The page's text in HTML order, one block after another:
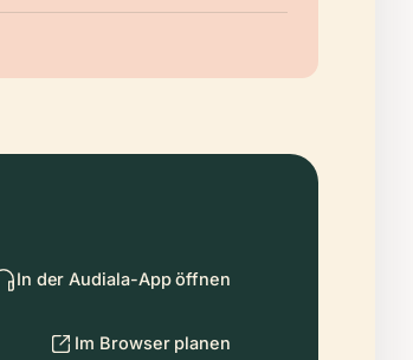
In der Audiala-App öffnen
Im Browser planen